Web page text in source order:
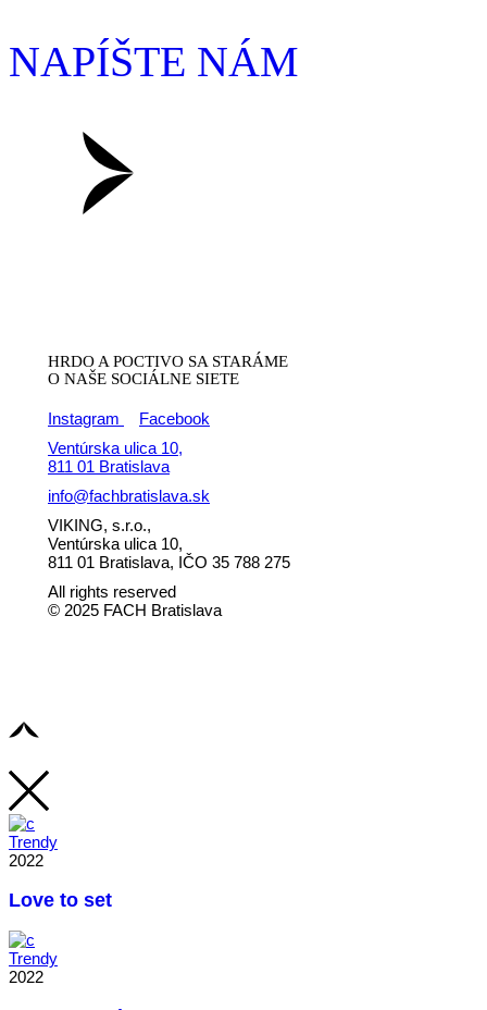
NAPÍŠTE NÁM
HRDO A POCTIVO SA STARÁME
O NAŠE SOCIÁLNE SIETE
Instagram
Facebook
Ventúrska ulica 10,
811 01 Bratislava
info@fachbratislava.sk
VIKING, s.r.o.,
Ventúrska ulica 10,
811 01 Bratislava, IČO 35 788 275
All rights reserved
© 2025 FACH Bratislava
Trendy
2022
Love to set
Trendy
2022